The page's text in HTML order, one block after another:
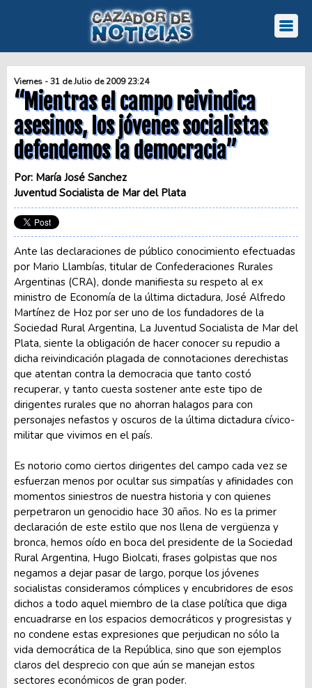
Viernes - 31 de Julio de 2009 23:24
“Mientras el campo reivindica
asesinos, los jóvenes socialistas
defendemos la democracia”
Por: María José Sanchez
Juventud Socialista de Mar del Plata
Ante las declaraciones de público conocimiento efectuadas
por Mario Llambías, titular de Confederaciones Rurales
Argentinas (CRA), donde manifiesta su respeto al ex
ministro de Economía de la última dictadura, José Alfredo
Martínez de Hoz por ser uno de los fundadores de la
Sociedad Rural Argentina, La Juventud Socialista de Mar del
Plata, siente la obligación de hacer conocer su repudio a
dicha reivindicación plagada de connotaciones derechistas
que atentan contra la democracia que tanto costó
recuperar, y tanto cuesta sostener ante este tipo de
dirigentes rurales que no ahorran halagos para con
personajes nefastos y oscuros de la última dictadura cívico-
militar que vivimos en el país.
Es notorio como ciertos dirigentes del campo cada vez se
esfuerzan menos por ocultar sus simpatías y afinidades con
momentos siniestros de nuestra historia y con quienes
perpetraron un genocidio hace 30 años. No es la primer
declaración de este estilo que nos llena de vergüenza y
bronca, hemos oído en boca del presidente de la Sociedad
Rural Argentina, Hugo Biolcati, frases golpistas que nos
negamos a dejar pasar de largo, porque los jóvenes
socialistas consideramos cómplices y encubridores de esos
dichos a todo aquel miembro de la clase política que diga
encuadrarse en los espacios democráticos y progresistas y
no condene estas expresiones que perjudican no sólo la
vida democrática de la República, sino que son ejemplos
claros del desprecio con que aún se manejan estos
sectores económicos de gran poder.